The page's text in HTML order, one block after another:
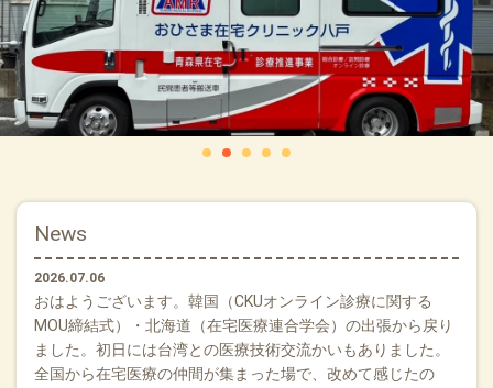
News
2026.07.06
おはようございます。韓国（CKUオンライン診療に関する
MOU締結式）・北海道（在宅医療連合学会）の出張から戻り
ました。初日には台湾との医療技術交流かいもありました。
全国から在宅医療の仲間が集まった場で、改めて感じたの